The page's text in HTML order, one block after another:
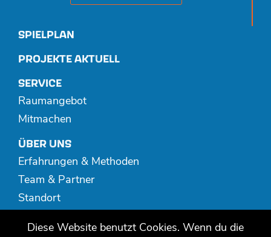
SPIELPLAN
PROJEKTE AKTUELL
SERVICE
Raumangebot
Mitmachen
ÜBER UNS
Erfahrungen & Methoden
Team & Partner
Standort
Diese Website benutzt Cookies. Wenn du die